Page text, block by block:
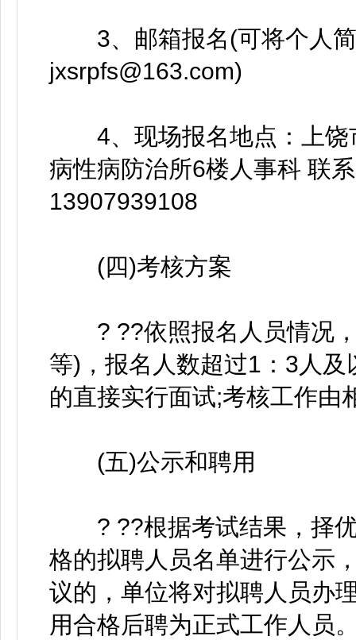
3、邮箱报名(可将个人简
jxsrpfs@163.com)
4、现场报名地点：上饶
病性病防治所6楼人事科 联
13907939108
(四)考核方案
? ??依照报名人员情况，
等)，报名人数超过1：3人
的直接实行面试;考核工作由
(五)公示和聘用
? ??根据考试结果，择优
格的拟聘人员名单进行公示
议的，单位将对拟聘人员办
用合格后聘为正式工作人员